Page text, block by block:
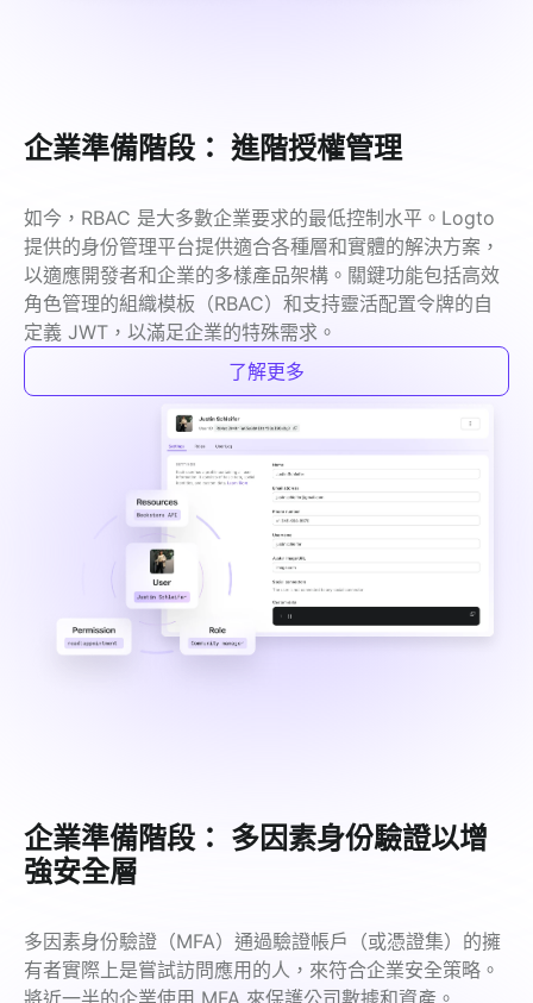
企業準備階段： 進階授權管理
如今，RBAC 是大多數企業要求的最低控制水平。Logto
提供的身份管理平台提供適合各種層和實體的解決方案，
以適應開發者和企業的多樣產品架構。關鍵功能包括高效
角色管理的組織模板（RBAC）和支持靈活配置令牌的自
定義 JWT，以滿足企業的特殊需求。
了解更多
企業準備階段： 多因素身份驗證以增
強安全層
多因素身份驗證（MFA）通過驗證帳戶（或憑證集）的擁
有者實際上是嘗試訪問應用的人，來符合企業安全策略。